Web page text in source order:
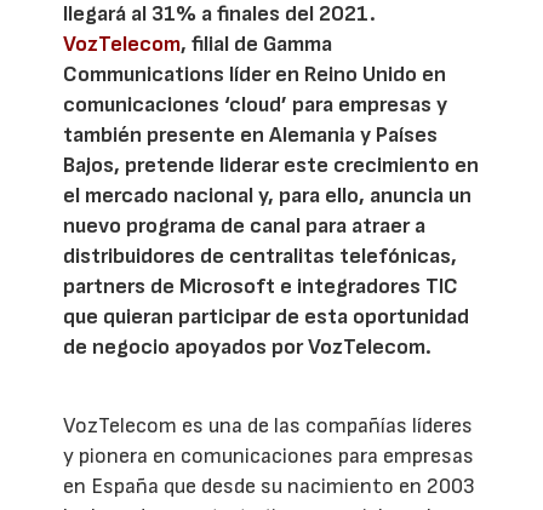
llegará al 31% a finales del 2021.
VozTelecom, filial de Gamma
Communications líder en Reino Unido en
comunicaciones ‘cloud’ para empresas y
también presente en Alemania y Países
Bajos, pretende liderar este crecimiento en
el mercado nacional y, para ello, anuncia un
nuevo programa de canal para atraer a
distribuidores de centralitas telefónicas,
partners de Microsoft e integradores TIC
que quieran participar de esta oportunidad
de negocio apoyados por VozTelecom.
VozTelecom es una de las compañías líderes
y pionera en comunicaciones para empresas
en España que desde su nacimiento en 2003